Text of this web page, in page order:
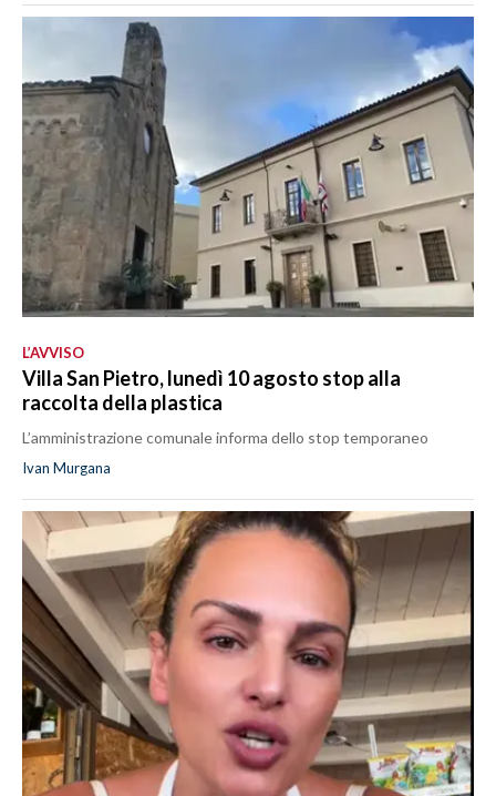
L’AVVISO
Villa San Pietro, lunedì 10 agosto stop alla
raccolta della plastica
L’amministrazione comunale informa dello stop temporaneo
Ivan Murgana